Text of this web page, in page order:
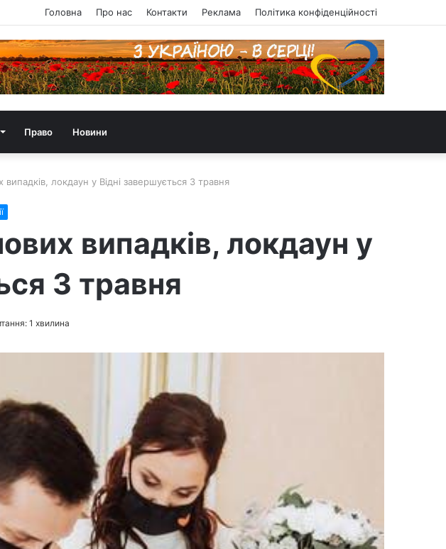
Головна Про нас Контакти Реклама Політика конфіденційності
Право Новини
випадків, локдаун у Відні завершується 3 травня
випадків, локдаун у
3 травня
1 хвилина